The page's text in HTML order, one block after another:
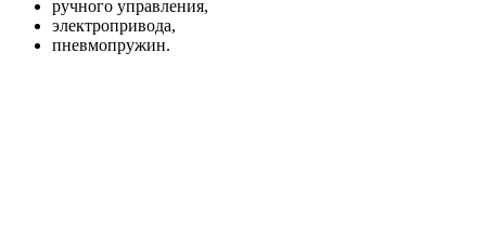
ручного управления,
электропривода,
пневмопружин.